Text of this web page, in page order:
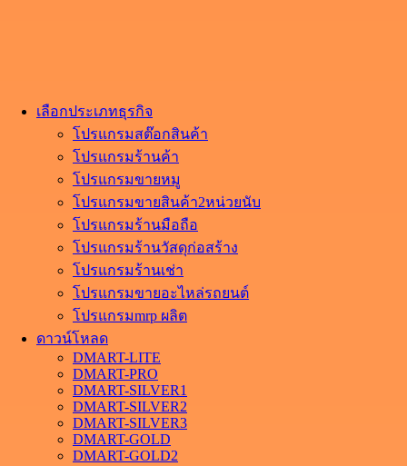
เลือกประเภทธุรกิจ
โปรแกรมสต๊อกสินค้า
โปรแกรมร้านค้า
โปรแกรมขายหมู
โปรแกรมขายสินค้า2หน่วยนับ
โปรแกรมร้านมือถือ
โปรแกรมร้านวัสดุก่อสร้าง
โปรแกรมร้านเช่า
โปรแกรมขายอะไหล่รถยนต์
โปรแกรมmrp ผลิต
ดาวน์โหลด
DMART-LITE
DMART-PRO
DMART-SILVER1
DMART-SILVER2
DMART-SILVER3
DMART-GOLD
DMART-GOLD2